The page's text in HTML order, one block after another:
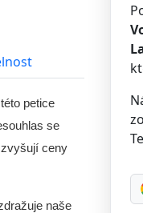
petice
se
ceny
naše